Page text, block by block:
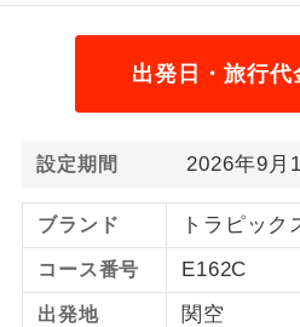
出発日・旅行代
設定期間 2026年9月
ブランド トラピック
コース番号 E162C
出発地 関空
1名様1室同代
1名様1室利
コースです
す。
女性限定
女性限定で
年齢制限あり
ご参加にあ
です。
利用航空会